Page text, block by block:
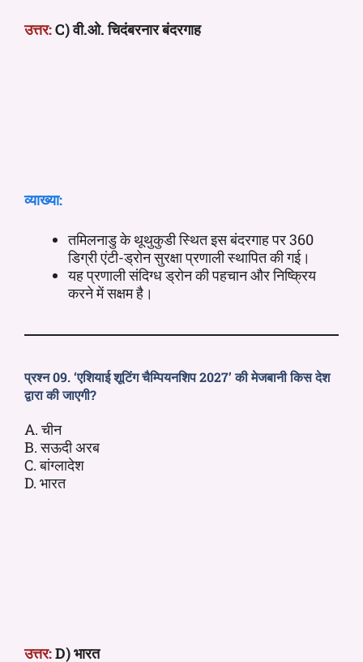
उत्तर:C) वी.ओ. चिदंबरनार बंदरगाह
व्याख्या:
तमिलनाडु के थूथुकुडी स्थित इस बंदरगाह पर 360
डिग्री एंटी-ड्रोन सुरक्षा प्रणाली स्थापित की गई।
यह प्रणाली संदिग्ध ड्रोन की पहचान और निष्क्रिय
करने में सक्षम है।
प्रश्न 09. ‘एशियाई शूटिंग चैम्पियनशिप 2027’ की मेजबानी किस देश
द्वारा की जाएगी?
A. चीन
B. सऊदी अरब
C. बांग्लादेश
D. भारत
उत्तर:D) भारत